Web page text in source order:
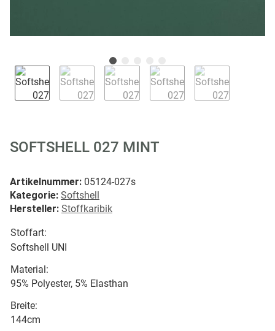
SOFTSHELL 027 MINT
Artikelnummer: 05124-027s
Kategorie: Softshell
Hersteller: Stoffkaribik
Stoffart:
Softshell UNI
Material:
95% Polyester, 5% Elasthan
Breite:
144cm